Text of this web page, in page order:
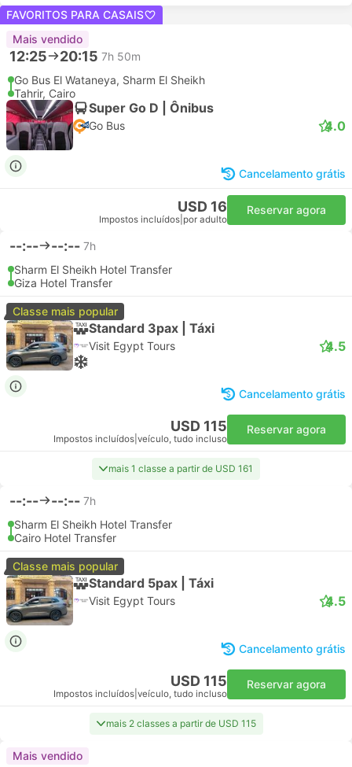
FAVORITOS PARA CASAIS
Mais vendido
12:25 20:15 7h 50m
Go Bus El Wataneya, Sharm El Sheikh
Tahrir, Cairo
Super Go D | Ônibus
Go Bus 4.0
Cancelamento grátis
USD 16
Impostos incluídos por adulto
Reservar agora
--:-- --:-- 7h
Sharm El Sheikh Hotel Transfer
Giza Hotel Transfer
Classe mais popular
Standard 3pax | Táxi
Visit Egypt Tours 4.5
Cancelamento grátis
USD 115
Impostos incluídos veículo, tudo incluso
Reservar agora
mais 1 classe a partir de USD 161
--:-- --:-- 7h
Sharm El Sheikh Hotel Transfer
Cairo Hotel Transfer
Classe mais popular
Standard 5pax | Táxi
Visit Egypt Tours 4.5
Cancelamento grátis
USD 115
Impostos incluídos veículo, tudo incluso
Reservar agora
mais 2 classes a partir de USD 115
Mais vendido